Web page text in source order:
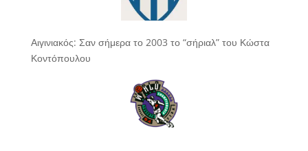
Αιγινιακός: Σαν σήμερα το 2003 το “σήριαλ” του Κώστα
Κοντόπουλου